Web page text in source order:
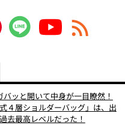
バッと開いて中身が一目瞭然！
４層ショルダーバッグ」は、出
去最高レベルだった！